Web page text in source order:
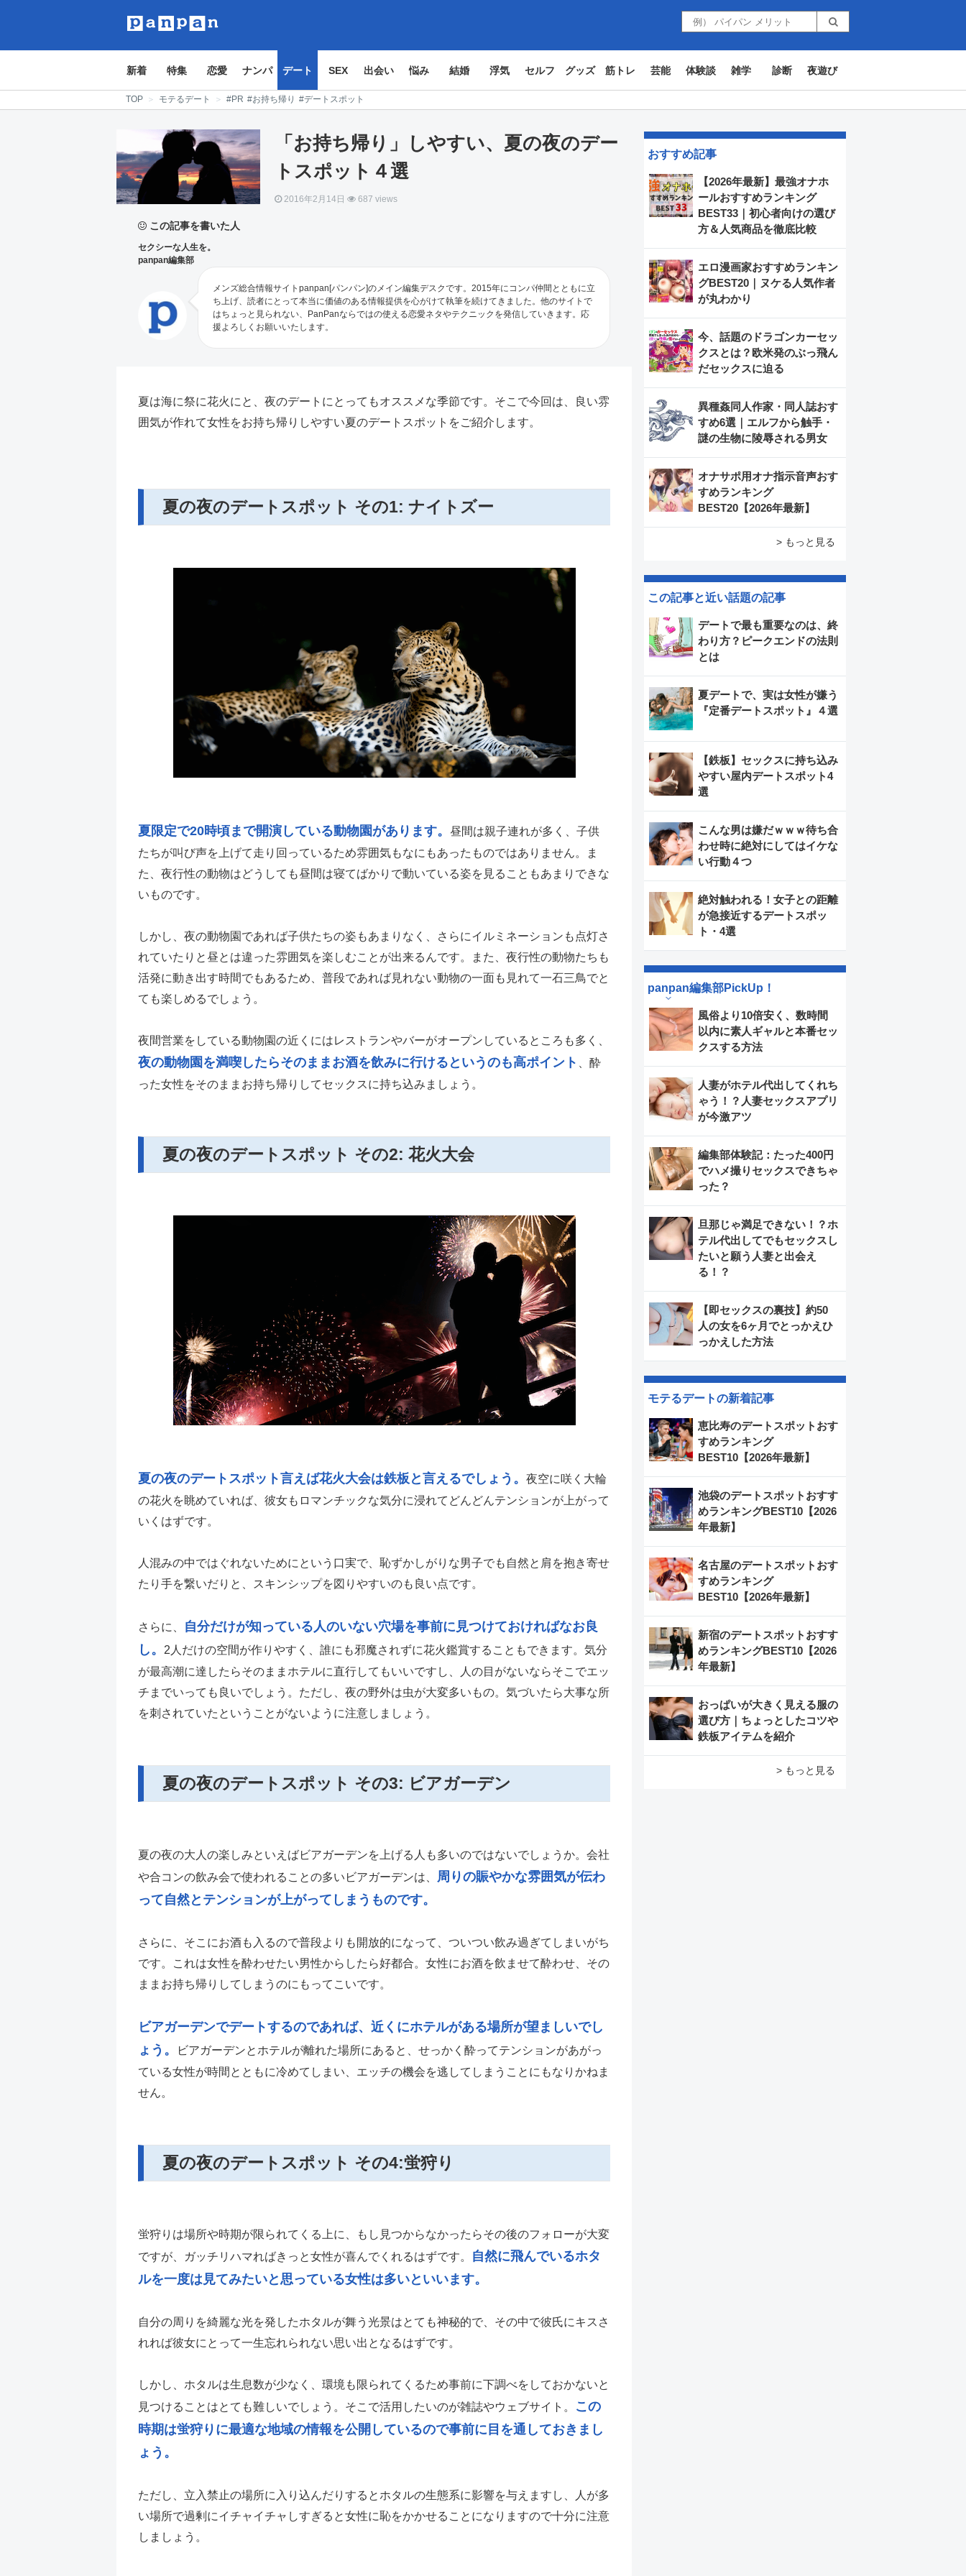
新着 特集 恋愛 ナンパ デート SEX 出会い 悩み 結婚 浮気 セルフ グッズ 筋トレ 芸能 体験談 雑学 診断 夜遊び
TOP ＞ モテるデート ＞ #PR #お持ち帰り #デートスポット
「お持ち帰り」しやすい、夏の夜のデー
トスポット４選
2016年2月14日 687 views
この記事を書いた人
セクシーな人生を。
panpan編集部
メンズ総合情報サイトpanpan[パンパン]のメイン編集デスクです。2015年にコンパ仲間とともに立
ち上げ、読者にとって本当に価値のある情報提供を心がけて執筆を続けてきました。他のサイトで
はちょっと見られない、PanPanならではの使える恋愛ネタやテクニックを発信していきます。応
援よろしくお願いいたします。
夏は海に祭に花火にと、夜のデートにとってもオススメな季節です。そこで今回は、良い雰
囲気が作れて女性をお持ち帰りしやすい夏のデートスポットをご紹介します。
夏の夜のデートスポット その1: ナイトズー
夏限定で20時頃まで開演している動物園があります。 昼間は親子連れが多く、子供
たちが叫び声を上げて走り回っているため雰囲気もなにもあったものではありません。ま
た、夜行性の動物はどうしても昼間は寝てばかりで動いている姿を見ることもあまりできな
いものです。
しかし、夜の動物園であれば子供たちの姿もあまりなく、さらにイルミネーションも点灯さ
れていたりと昼とは違った雰囲気を楽しむことが出来るんです。また、夜行性の動物たちも
活発に動き出す時間でもあるため、普段であれば見れない動物の一面も見れて一石三鳥でと
ても楽しめるでしょう。
夜間営業をしている動物園の近くにはレストランやバーがオープンしているところも多く、
夜の動物園を満喫したらそのままお酒を飲みに行けるというのも高ポイント
、酔
った女性をそのままお持ち帰りしてセックスに持ち込みましょう。
夏の夜のデートスポット その2: 花火大会
夏の夜のデートスポット言えば花火大会は鉄板と言えるでしょう。 夜空に咲く大輪
の花火を眺めていれば、彼女もロマンチックな気分に浸れてどんどんテンションが上がって
いくはずです。
人混みの中ではぐれないためにという口実で、恥ずかしがりな男子でも自然と肩を抱き寄せ
たり手を繋いだりと、スキンシップを図りやすいのも良い点です。
さらに、
自分だけが知っている人のいない穴場を事前に見つけておければなお良
し。
2人だけの空間が作りやすく、誰にも邪魔されずに花火鑑賞することもできます。気分
が最高潮に達したらそのままホテルに直行してもいいですし、人の目がないならそこでエッ
チまでいっても良いでしょう。ただし、夜の野外は虫が大変多いもの。気づいたら大事な所
を刺されていたということがないように注意しましょう。
夏の夜のデートスポット その3: ビアガーデン
夏の夜の大人の楽しみといえばビアガーデンを上げる人も多いのではないでしょうか。会社
や合コンの飲み会で使われることの多いビアガーデンは、 周りの賑やかな雰囲気が伝わ
って自然とテンションが上がってしまうものです。
さらに、そこにお酒も入るので普段よりも開放的になって、ついつい飲み過ぎてしまいがち
です。これは女性を酔わせたい男性からしたら好都合。女性にお酒を飲ませて酔わせ、その
ままお持ち帰りしてしまうのにもってこいです。
ビアガーデンでデートするのであれば、近くにホテルがある場所が望ましいでし
ょう。
ビアガーデンとホテルが離れた場所にあると、せっかく酔ってテンションがあがっ
ている女性が時間とともに冷めてしまい、エッチの機会を逃してしまうことにもなりかねま
せん。
夏の夜のデートスポット その4:蛍狩り
蛍狩りは場所や時期が限られてくる上に、もし見つからなかったらその後のフォローが大変
ですが、ガッチリハマればきっと女性が喜んでくれるはずです。
自然に飛んでいるホタ
ルを一度は見てみたいと思っている女性は多いといいます。
自分の周りを綺麗な光を発したホタルが舞う光景はとても神秘的で、その中で彼氏にキスさ
れれば彼女にとって一生忘れられない思い出となるはずです。
しかし、ホタルは生息数が少なく、環境も限られてくるため事前に下調べをしておかないと
見つけることはとても難しいでしょう。そこで活用したいのが雑誌やウェブサイト。
この
時期は蛍狩りに最適な地域の情報を公開しているので事前に目を通しておきまし
ょう。
ただし、立入禁止の場所に入り込んだりするとホタルの生態系に影響を与えますし、人が多
い場所で過剰にイチャイチャしすぎると女性に恥をかかせることになりますので十分に注意
しましょう。
おすすめ記事
【2026年最新】最強オナホ
ールおすすめランキング
BEST33｜初心者向けの選び
方＆人気商品を徹底比較
エロ漫画家おすすめランキン
グBEST20｜ヌケる人気作者
が丸わかり
今、話題のドラゴンカーセッ
クスとは？欧米発のぶっ飛ん
だセックスに迫る
異種姦同人作家・同人誌おす
すめ6選｜エルフから触手・
謎の生物に陵辱される男女
オナサポ用オナ指示音声おす
すめランキング
BEST20【2026年最新】
> もっと見る
この記事と近い話題の記事
デートで最も重要なのは、終
わり方？ピークエンドの法則
とは
夏デートで、実は女性が嫌う
『定番デートスポット』４選
【鉄板】セックスに持ち込み
やすい屋内デートスポット4
選
こんな男は嫌だｗｗｗ待ち合
わせ時に絶対にしてはイケな
い行動４つ
絶対触われる！女子との距離
が急接近するデートスポッ
ト・4選
panpan編集部PickUp！
風俗より10倍安く、数時間
以内に素人ギャルと本番セッ
クスする方法
人妻がホテル代出してくれち
ゃう！？人妻セックスアプリ
が今激アツ
編集部体験記：たった400円
でハメ撮りセックスできちゃ
った？
旦那じゃ満足できない！？ホ
テル代出してでもセックスし
たいと願う人妻と出会え
る！？
【即セックスの裏技】約50
人の女を6ヶ月でとっかえひ
っかえした方法
モテるデートの新着記事
恵比寿のデートスポットおす
すめランキング
BEST10【2026年最新】
池袋のデートスポットおすす
めランキングBEST10【2026
年最新】
名古屋のデートスポットおす
すめランキング
BEST10【2026年最新】
新宿のデートスポットおすす
めランキングBEST10【2026
年最新】
おっぱいが大きく見える服の
選び方｜ちょっとしたコツや
鉄板アイテムを紹介
> もっと見る